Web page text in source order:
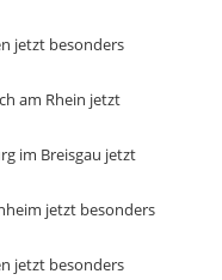
jetzt besonders
am Rhein jetzt
im Breisgau jetzt
jetzt besonders
jetzt besonders